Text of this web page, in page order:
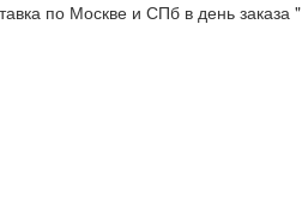
по Москве и СПб в день заказа "